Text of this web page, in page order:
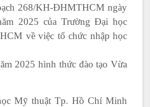
268/KH-ĐHMTHCM ngày
2025 của Trường Đại học
về việc tổ chức nhập học
2025 hình thức đào tạo Vừa
Mỹ thuật Tp. Hồ Chí Minh